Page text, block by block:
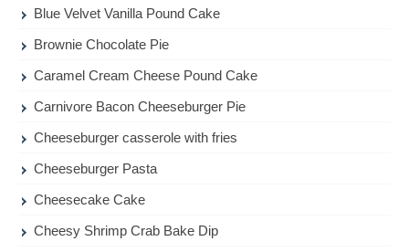
Blue Velvet Vanilla Pound Cake
Brownie Chocolate Pie
Caramel Cream Cheese Pound Cake
Carnivore Bacon Cheeseburger Pie
Cheeseburger casserole with fries
Cheeseburger Pasta
Cheesecake Cake
Cheesy Shrimp Crab Bake Dip